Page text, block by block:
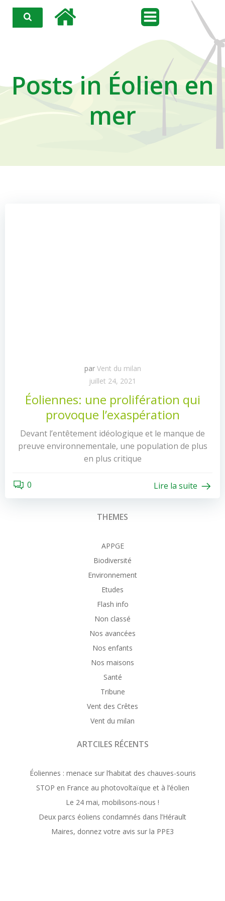
contenu
Posts in Éolien en
mer
par Vent du milan
juillet 24, 2021
Éoliennes: une prolifération qui
provoque l’exaspération
Devant l’entêtement idéologique et le manque de
preuve environnementale, une population de plus
en plus critique
0 Lire la suite
THEMES
APPGE
Biodiversité
Environnement
Etudes
Flash info
Non classé
Nos avancées
Nos enfants
Nos maisons
Santé
Tribune
Vent des Crêtes
Vent du milan
ARTCILES RÉCENTS
Éoliennes : menace sur l’habitat des chauves-souris
STOP en France au photovoltaïque et à l’éolien
Le 24 mai, mobilisons-nous !
Deux parcs éoliens condamnés dans l’Hérault
Maires, donnez votre avis sur la PPE3